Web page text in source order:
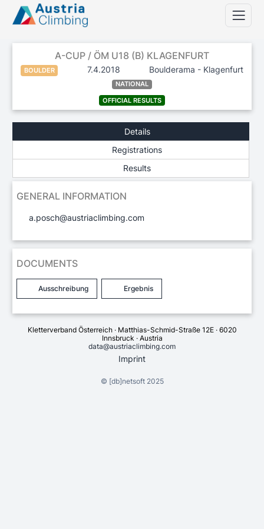
A-CUP / ÖM U18 (B) KLAGENFURT
BOULDER 7.4.2018 Boulderama - Klagenfurt
NATIONAL
OFFICIAL RESULTS
Details
Registrations
Results
GENERAL INFORMATION
a.posch@austriaclimbing.com
DOCUMENTS
Ausschreibung Ergebnis
Kletterverband Österreich · Matthias-Schmid-Straße 12E · 6020
Innsbruck · Austria
data@austriaclimbing.com
Imprint
© [db]netsoft2025